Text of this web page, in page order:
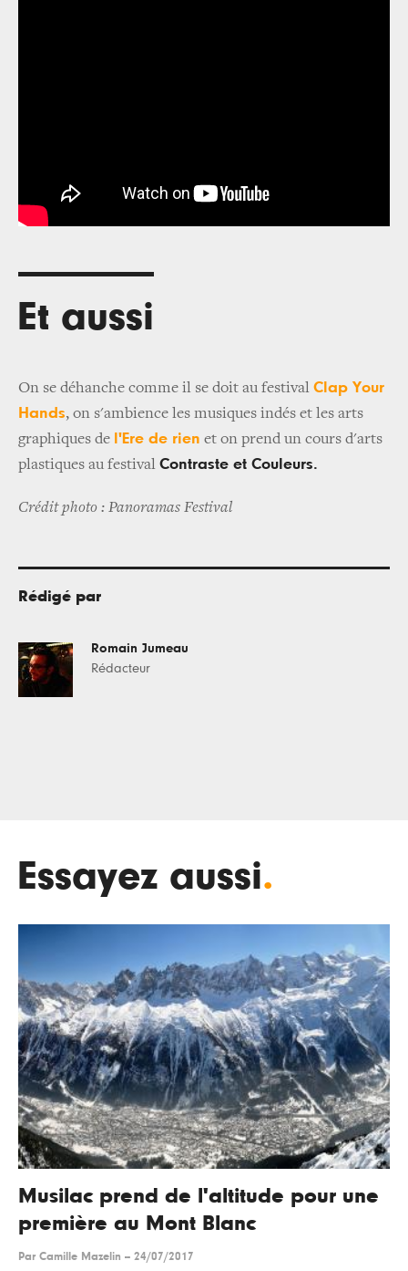
Et aussi
On se déhanche comme il se doit au festival Clap Your
Hands, on s'ambience les musiques indés et les arts
graphiques de l'Ere de rien et on prend un cours d'arts
plastiques au festival Contraste et Couleurs.
Crédit photo : Panoramas Festival
Rédigé par
Romain Jumeau
Rédacteur
Essayez aussi.
Musilac prend de l'altitude pour une
première au Mont Blanc
Par Camille Mazelin -- 24/07/2017